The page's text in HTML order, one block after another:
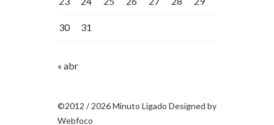
30 31
« abr
©2012 / 2026 Minuto Ligado Designed by
Webfoco